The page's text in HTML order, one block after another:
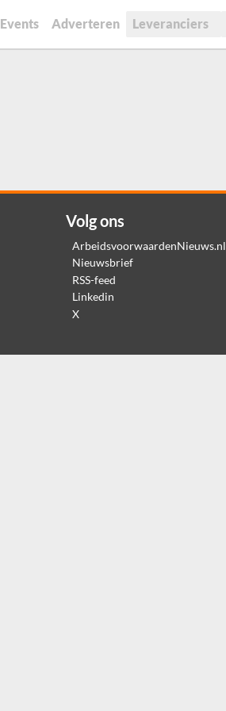
Events Adverteren Leveranciers
Volg ons
ArbeidsvoorwaardenNieuws.nl
Nieuwsbrief
RSS-feed
Linkedin
X